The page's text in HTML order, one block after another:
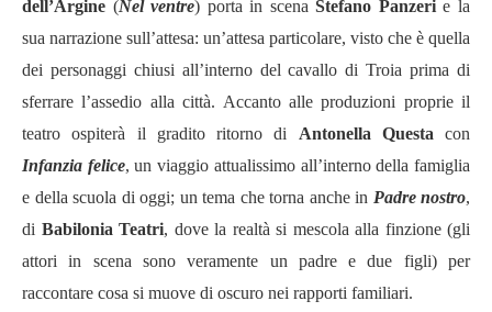
dell’Argine (Nel ventre) porta in scenaStefano Panzerie la
sua narrazione sull’attesa: un’attesa particolare, visto che è quella
dei personaggi chiusi all’interno del cavallo di Troia prima di
sferrare l’assedio alla città. Accanto alle produzioni proprie il
teatro ospiterà il gradito ritorno di Antonella Questa con
Infanzia felice, un viaggio attualissimo all’interno della famiglia
e della scuola di oggi; un tema che torna anche in Padre nostro,
di Babilonia Teatri, dove la realtà si mescola alla finzione (gli
attori in scena sono veramente un padre e due figli) per
raccontare cosa si muove di oscuro nei rapporti familiari.